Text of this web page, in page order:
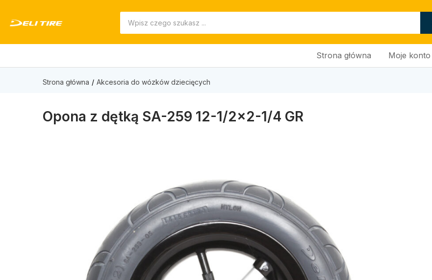
Strona główna Moje konto
Strona główna Akcesoria do wózków dziecięcych
Opona z dętką SA-259 12-1/2×2-1/4 GR